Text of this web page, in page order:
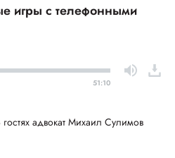
игры с телефонными
51:10
гостях адвокат Михаил Сулимов